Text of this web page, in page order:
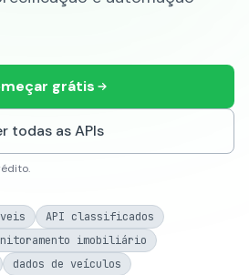
grátis
todas as APIs
API classificados
imobiliário
dados de veículos